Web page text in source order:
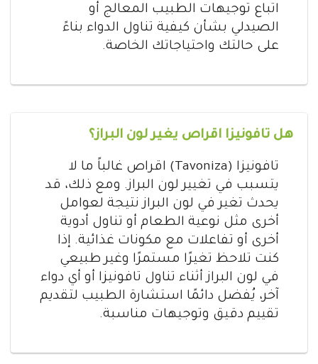
اتباع توجيهات الطبيب المعالج أو
الصيدلي بشأن كيفية تناول الدواء بناءً
على حالتك واحتياجاتك الخاصة.
هل تافونيزا اقراص يغير لون البراز؟
تافونيزا (Tavoniza) اقراص غالباً ما لا
يتسبب في تغيير لون البراز. ومع ذلك، قد
يحدث تغير في لون البراز نتيجة لعوامل
أخرى مثل نوعية الطعام أو تناول أدوية
أخرى أو تفاعلات مع مكونات غذائية. إذا
كنت تلاحظ تغيرًا مستمرًا وغير طبيعي
في لون البراز أثناء تناول تافونيزا أو أي دواء
آخر، يُفضل دائمًا استشارة الطبيب لتقديم
تقييم دقيق وتوجيهات مناسبة.